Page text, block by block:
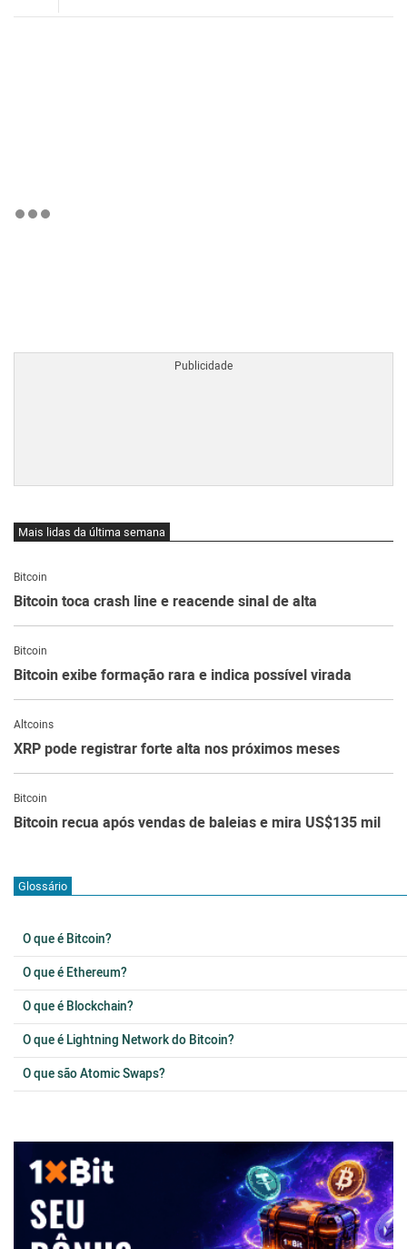
Mais lidas da última semana
Bitcoin
Bitcoin toca crash line e reacende sinal de alta
Bitcoin
Bitcoin exibe formação rara e indica possível virada
Altcoins
XRP pode registrar forte alta nos próximos meses
Bitcoin
Bitcoin recua após vendas de baleias e mira US$135 mil
Glossário
O que é Bitcoin?
O que é Ethereum?
O que é Blockchain?
O que é Lightning Network do Bitcoin?
O que são Atomic Swaps?